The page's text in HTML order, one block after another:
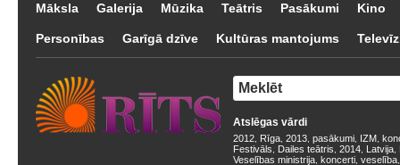
Māksla Galerija Mūzika Teātris Pasākumi Kino
Personības Garīgā dzīve Kultūras mantojums
Atslēgas vārdi
2012 Rīga 2013 pasākumi IZM
Festivāls
Dailes teātris 2014 Latvija
Veselības ministrija koncerti veselība